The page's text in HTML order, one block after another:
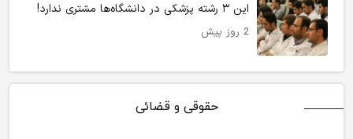
این ۳ رشته پزشکی در دانشگاه‌ها مشتری ندارد!
2 روز پیش
حقوقی و قضائی